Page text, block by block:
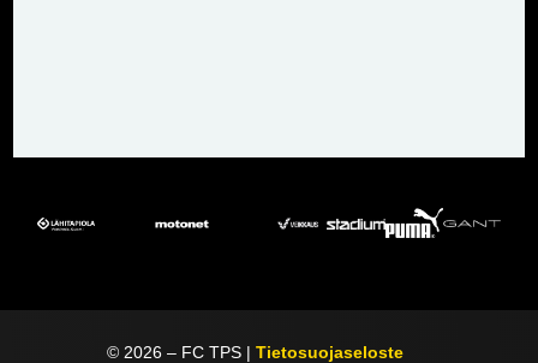
© 2026 – FC TPS |Tietosuojaseloste